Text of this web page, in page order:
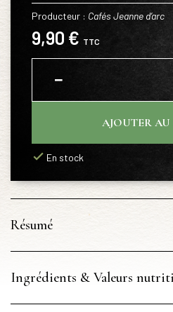
Producteur : Cafés Jeanne d’arc
9,90 € TTC
−
AJOUTER
En stock
Résumé
Ingrédients & Valeurs